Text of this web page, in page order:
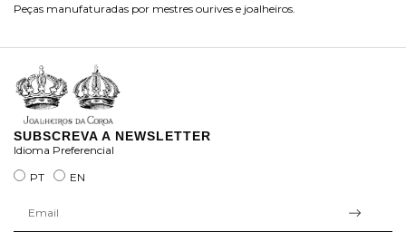
Peças manufaturadas por mestres ourives e joalheiros.
SUBSCREVA A NEWSLETTER
Idioma Preferencial
PT
EN